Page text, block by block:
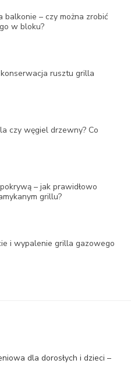
balkonie – czy można zrobić
w bloku?
rusztu grilla
czy węgiel drzewny? Co
– jak prawidłowo
grillu?
i wypalenie grilla gazowego
dla dorosłych i dzieci –